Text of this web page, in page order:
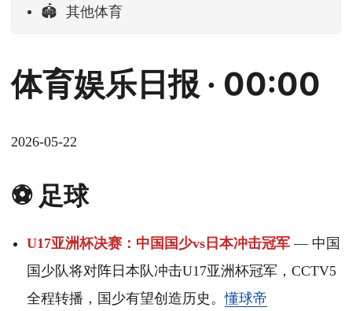
🏟️ 其他体育
体育娱乐日报 · 00:00
2026-05-22
⚽ 足球
U17亚洲杯决赛：中国国少vs日本冲击冠军 — 中国
国少队将对阵日本队冲击U17亚洲杯冠军，CCTV5
全程转播，国少有望创造历史。懂球帝